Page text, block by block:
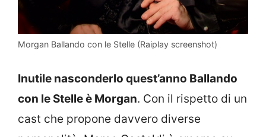
Morgan Ballando con le Stelle (Raiplay screenshot)
Inutile nasconderlo quest’anno Ballando
con le Stelle è Morgan. Con il rispetto di un
cast che propone davvero diverse